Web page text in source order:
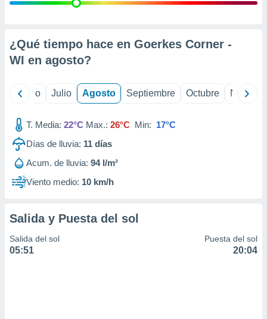
e
mediante
de
1199
¿Qué tiempo hace en Goerkes Corner -
WI en agosto?
Junio Julio Agosto Septiembre Octubre
T. Media: 22°C Max.: 26°C Min: 17°C
Días de lluvia: 11 días
Acum. de lluvia: 94 l/m²
Viento medio: 10 km/h
Salida y Puesta del sol
Salida del sol
05:51
Puesta del sol
20:04